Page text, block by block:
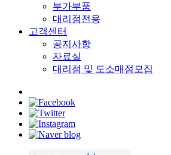
부가부품
대리점전용
고객센터
공지사항
자료실
대리점 및 도소매점모집